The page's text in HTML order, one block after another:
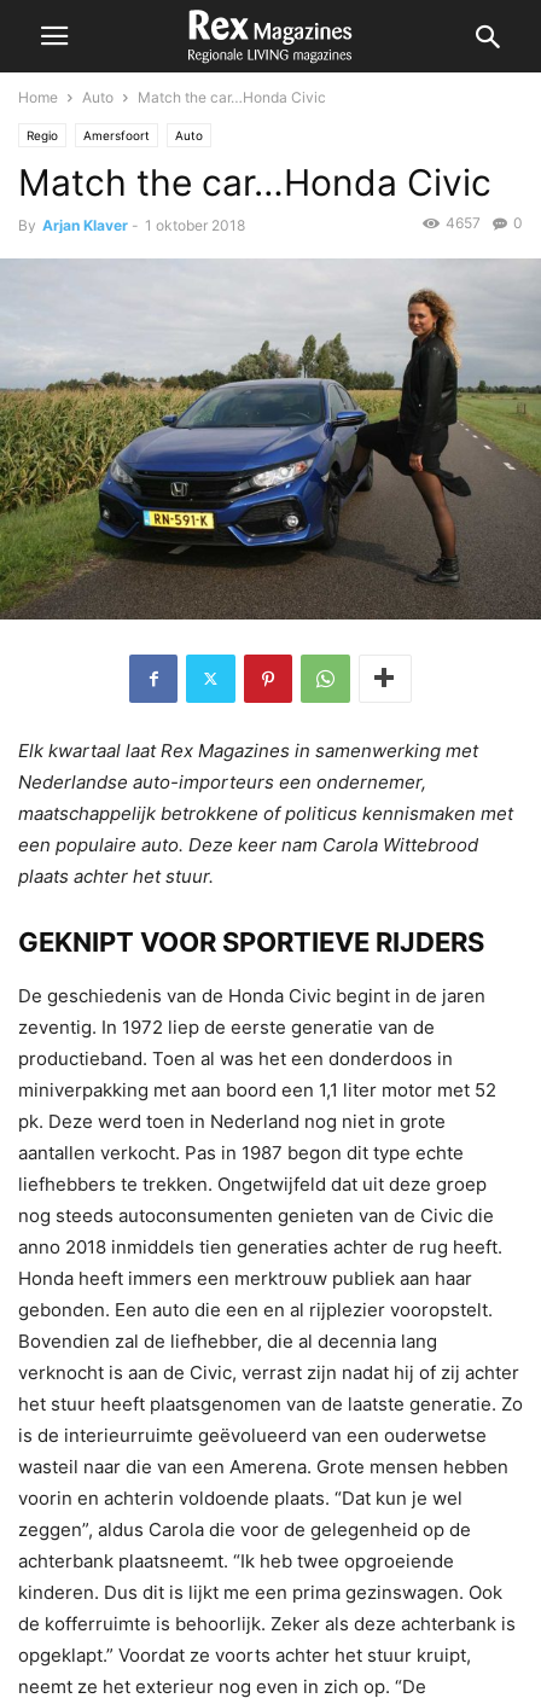
Home Auto Match the car…Honda Civic
Regio Amersfoort Auto
Match the car…Honda Civic
By Arjan Klaver - 1 oktober 2018 0
4657
Elk kwartaal laat Rex Magazines in samenwerking met
Nederlandse auto-importeurs een ondernemer,
maatschappelijk betrokkene of politicus kennismaken met
een populaire auto. Deze keer nam Carola Wittebrood
plaats achter het stuur.
GEKNIPT VOOR SPORTIEVE RIJDERS
De geschiedenis van de Honda Civic begint in de jaren
zeventig. In 1972 liep de eerste generatie van de
productieband. Toen al was het een donderdoos in
miniverpakking met aan boord een 1,1 liter motor met 52
pk. Deze werd toen in Nederland nog niet in grote
aantallen verkocht. Pas in 1987 begon dit type echte
liefhebbers te trekken. Ongetwijfeld dat uit deze groep
nog steeds autoconsumenten genieten van de Civic die
anno 2018 inmiddels tien generaties achter de rug heeft.
Honda heeft immers een merktrouw publiek aan haar
gebonden. Een auto die een en al rijplezier vooropstelt.
Bovendien zal de liefhebber, die al decennia lang
verknocht is aan de Civic, verrast zijn nadat hij of zij achter
het stuur heeft plaatsgenomen van de laatste generatie. Zo
is de interieurruimte geëvolueerd van een ouderwetse
wasteil naar die van een Amerena. Grote mensen hebben
voorin en achterin voldoende plaats. “Dat kun je wel
zeggen”, aldus Carola die voor de gelegenheid op de
achterbank plaatsneemt. “Ik heb twee opgroeiende
kinderen. Dus dit is lijkt me een prima gezinswagen. Ook
de kofferruimte is behoorlijk. Zeker als deze achterbank is
opgeklapt.” Voordat ze voorts achter het stuur kruipt,
neemt ze het exterieur nog even in zich op. “De